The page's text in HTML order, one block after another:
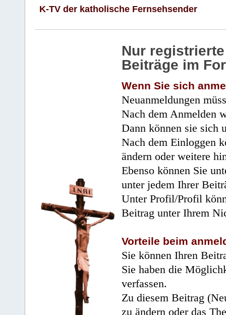
K-TV der katholische Fernsehsender
Nur
Beiträge im
Wenn Sie sich
Neuanmeldungen
Nach dem Anmelden
Dann können sie sich
Nach dem Einloggen
ändern oder weitere
Ebenso können Sie
unter jedem Ihrer
Unter Profil/Profil
Beitrag unter Ihrem
Vorteile beim
Sie können Ihren
Sie haben die
verfassen.
Zu diesem Beitrag
zu ändern oder das